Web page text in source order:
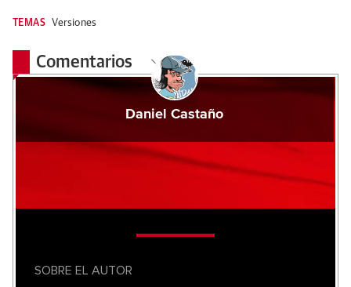
TEMAS Versiones
Comentarios
Daniel Castaño
SOBRE EL AUTOR